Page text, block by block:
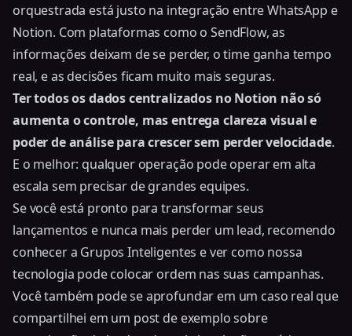
orquestrada está justo na integração entre WhatsApp e
Notion. Com plataformas como o SendFlow, as
informações deixam de se perder, o time ganha tempo
real, e as decisões ficam muito mais seguras.
Ter todos os dados centralizados no Notion não só
aumenta o controle, mas entrega clareza visual e
poder de análise para crescer sem perder velocidade.
E o melhor: qualquer operação pode operar em alta
escala sem precisar de grandes equipes.
Se você está pronto para transformar seus
lançamentos e nunca mais perder um lead, recomendo
conhecer a Grupos Inteligentes e ver como nossa
tecnologia pode colocar ordem nas suas campanhas.
Você também pode se aprofundar em um caso real que
compartilhei em um post de exemplo sobre